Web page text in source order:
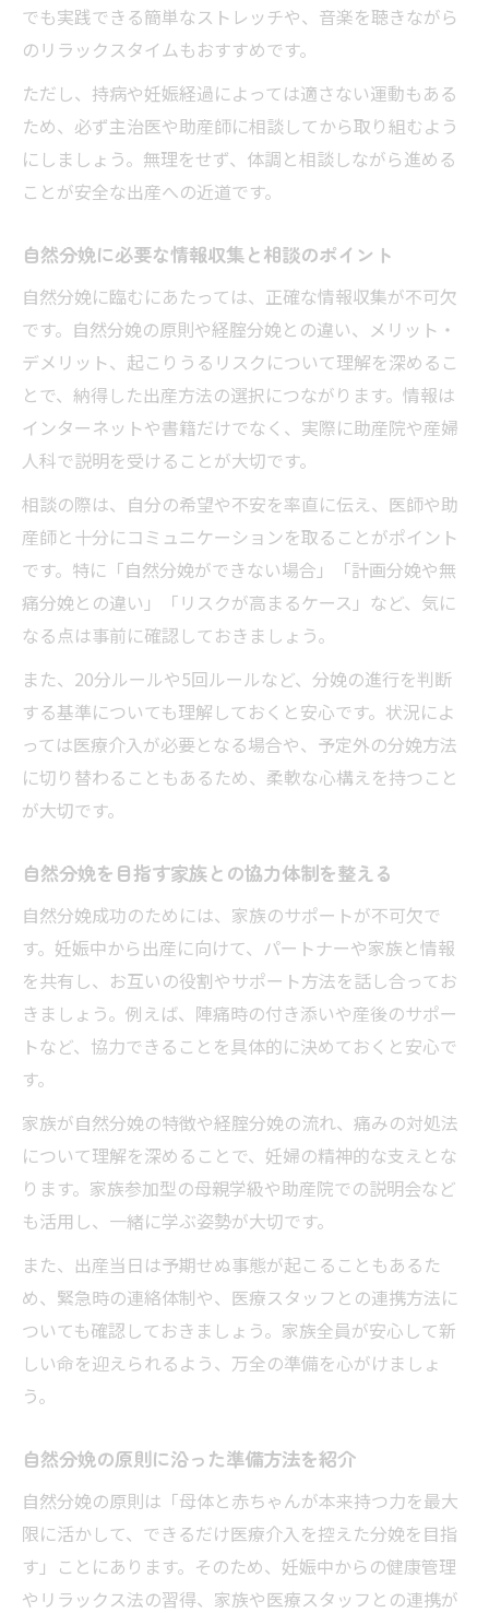
でも実践できる簡単なストレッチや、音楽を聴きながら
のリラックスタイムもおすすめです。
ただし、持病や妊娠経過によっては適さない運動もある
ため、必ず主治医や助産師に相談してから取り組むよう
にしましょう。無理をせず、体調と相談しながら進める
ことが安全な出産への近道です。
自然分娩に必要な情報収集と相談のポイント
自然分娩に臨むにあたっては、正確な情報収集が不可欠
です。自然分娩の原則や経腟分娩との違い、メリット・
デメリット、起こりうるリスクについて理解を深めるこ
とで、納得した出産方法の選択につながります。情報は
インターネットや書籍だけでなく、実際に助産院や産婦
人科で説明を受けることが大切です。
相談の際は、自分の希望や不安を率直に伝え、医師や助
産師と十分にコミュニケーションを取ることがポイント
です。特に「自然分娩ができない場合」「計画分娩や無
痛分娩との違い」「リスクが高まるケース」など、気に
なる点は事前に確認しておきましょう。
また、20分ルールや5回ルールなど、分娩の進行を判断
する基準についても理解しておくと安心です。状況によ
っては医療介入が必要となる場合や、予定外の分娩方法
に切り替わることもあるため、柔軟な心構えを持つこと
が大切です。
自然分娩を目指す家族との協力体制を整える
自然分娩成功のためには、家族のサポートが不可欠で
す。妊娠中から出産に向けて、パートナーや家族と情報
を共有し、お互いの役割やサポート方法を話し合ってお
きましょう。例えば、陣痛時の付き添いや産後のサポー
トなど、協力できることを具体的に決めておくと安心で
す。
家族が自然分娩の特徴や経腟分娩の流れ、痛みの対処法
について理解を深めることで、妊婦の精神的な支えとな
ります。家族参加型の母親学級や助産院での説明会など
も活用し、一緒に学ぶ姿勢が大切です。
また、出産当日は予期せぬ事態が起こることもあるた
め、緊急時の連絡体制や、医療スタッフとの連携方法に
ついても確認しておきましょう。家族全員が安心して新
しい命を迎えられるよう、万全の準備を心がけましょ
う。
自然分娩の原則に沿った準備方法を紹介
自然分娩の原則は「母体と赤ちゃんが本来持つ力を最大
限に活かして、できるだけ医療介入を控えた分娩を目指
す」ことにあります。そのため、妊娠中からの健康管理
やリラックス法の習得、家族や医療スタッフとの連携が